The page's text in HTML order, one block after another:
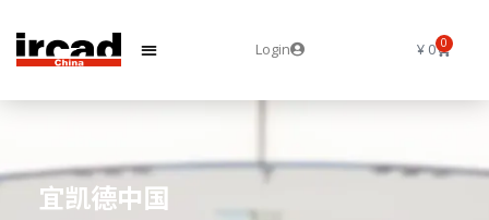
Login ¥0 0
宜凯德中国